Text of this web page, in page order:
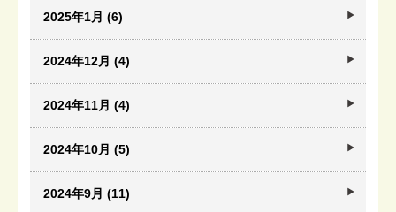
2025年1月 (6)
2024年12月 (4)
2024年11月 (4)
2024年10月 (5)
2024年9月 (11)